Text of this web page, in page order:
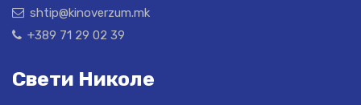
shtip@kinoverzum.mk
+389 71 29 02 39
Свети Николе